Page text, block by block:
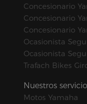
Concesionario
Concesionario
Concesionario
Ocasionista
Ocasionista
Trafach Bikes
Nuestros
Motos Yamaha